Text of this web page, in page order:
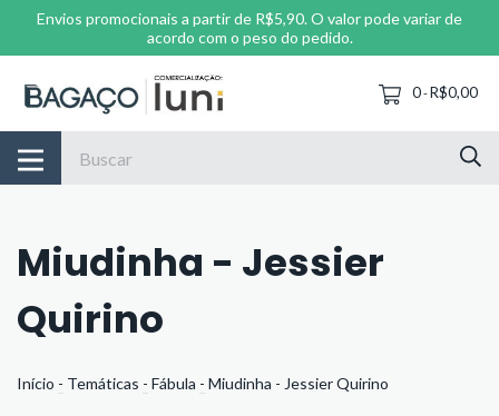
Envios promocionais a partir de R$5,90. O valor pode variar de
acordo com o peso do pedido.
0-R$0,00
Miudinha - Jessier
Quirino
Início - Temáticas - Fábula - Miudinha - Jessier Quirino